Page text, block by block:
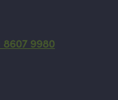
8607 9980